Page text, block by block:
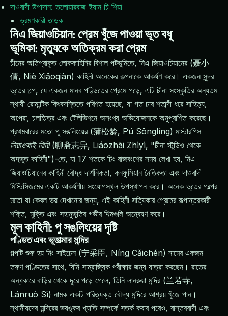
দাওবাদী উপাদান: তলোয়ারবাজ ইয়ান চি শিয়া
ভ্রমণকারী তাড়ক
নিএ জিয়াওচিয়ান: প্রেম খুঁজে পাওয়া ভূত বধূ
ভূমিকা: মৃত্যুকে অতিক্রম করা প্রেম
চীনের অতিপ্রাকৃত লোককাহিনির বিশাল পটভূমিতে, নিএ জিয়াওচিয়ানের (聂小
倩, Niè Xiǎoqiàn) কাহিনী অনেকের কল্পনাকে আকর্ষণ করে। একজন সুন্দর
ভূতের গল্প, যে একজন মানব পণ্ডিতের প্রেমে পড়ে, এটি চীনা সংস্কৃতির অন্যতম
স্থায়ী রোমান্টিক কিংবদন্তিতে পরিণত হয়েছে, যা গত চার শতাব্দী ধরে সাহিত্য,
অপেরা, চলচ্চিত্র এবং টেলিভিশনে অসংখ্য অভিযোজনকে অনুপ্রাণিত করেছে।
প্রথমবারের মতো পু সঙলিংয়ের (蒲松龄, Pú Sōnglíng) মাস্টারপিস
লিয়াওঝাই ঝিয়ি(聊斋志异, Liáozhāi Zhìyì, "চীনা স্টুডিও থেকে
অদ্ভুত কাহিনী")-তে, যা 17 শতকে চিং রাজবংশের সময় লেখা হয়, নিএ
জিয়াওচিয়ানের কাহিনী বৌদ্ধ দার্শনিকতা, কনফুসিয়ান নৈতিকতা এবং দাওবাদী
মিস্টিসিজমের একটি আকর্ষণীয় সংযোগস্থল উপস্থাপন করে। অনেক ভূতের গল্পের
মতো যা কেবল ভয় দেখানোর জন্য, এই কাহিনী সত্যিকার প্রেমের রূপান্তরকারী
শক্তি, মুক্তি এবং সহানুভূতির গভীর থিমগুলি অন্বেষণ করে।
মূল কাহিনী: পু সঙলিংয়ের দৃষ্টি
পণ্ডিত এবং ভূতাত্মার মন্দির
গল্পটি শুরু হয় নিং সাইচেন (宁采臣, Níng Cǎichén) নামের একজন
তরুণ পণ্ডিতের সাথে, যিনি সাম্রাজ্যিক পরীক্ষার জন্য যাত্রা করছেন। রাতের
অন্ধকারে বাড়ির থেকে দূরে পড়ে গেলে, তিনি লানরুয়া মন্দির (兰若寺,
Lánruò Sì) নামক একটি পরিত্যক্ত বৌদ্ধ মন্দিরে আশ্রয় খুঁজে পান।
স্থানীয়দের মন্দিরের ভয়ঙ্কর খ্যাতি সম্পর্কে সতর্ক করার পরেও, বাস্তববাদী এবং